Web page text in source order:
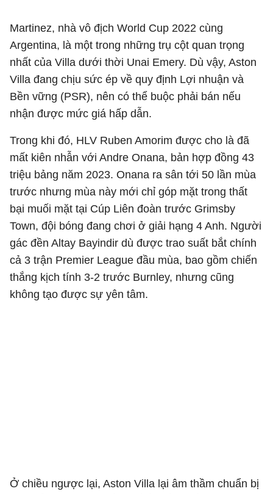
Martinez, nhà vô địch World Cup 2022 cùng
Argentina, là một trong những trụ cột quan trọng
nhất của Villa dưới thời Unai Emery. Dù vậy, Aston
Villa đang chịu sức ép về quy định Lợi nhuận và
Bền vững (PSR), nên có thể buộc phải bán nếu
nhận được mức giá hấp dẫn.
Trong khi đó, HLV Ruben Amorim được cho là đã
mất kiên nhẫn với Andre Onana, bản hợp đồng 43
triệu bảng năm 2023. Onana ra sân tới 50 lần mùa
trước nhưng mùa này mới chỉ góp mặt trong thất
bại muối mặt tại Cúp Liên đoàn trước Grimsby
Town, đội bóng đang chơi ở giải hạng 4 Anh. Người
gác đền Altay Bayindir dù được trao suất bắt chính
cả 3 trận Premier League đầu mùa, bao gồm chiến
thắng kịch tính 3-2 trước Burnley, nhưng cũng
không tạo được sự yên tâm.
Ở chiều ngược lại, Aston Villa lại âm thầm chuẩn bị